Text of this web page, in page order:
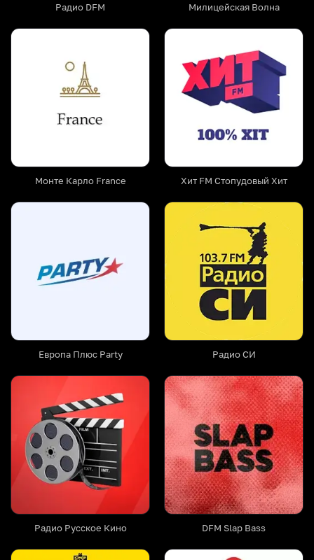
Радио DFM Милицейская Волна
Монте Карло France Хит FM Стопудовый Хит
Европа Плюс Party Радио СИ
Радио Русское Кино DFM Slap Bass